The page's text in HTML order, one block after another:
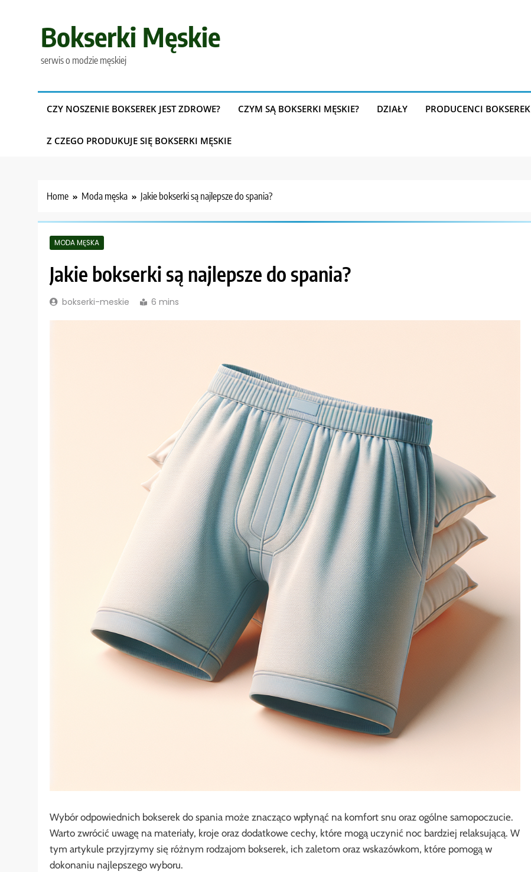
Bokserki Męskie
serwis o modzie męskiej
CZY NOSZENIE BOKSEREK JEST ZDROWE? CZYM SĄ BOKSERKI MĘSKIE? DZIAŁY PRODUCENCI BOKSEREK
Z CZEGO PRODUKUJE SIĘ BOKSERKI MĘSKIE
Home Moda męska Jakie bokserki są najlepsze do spania?
MODA MĘSKA
Jakie bokserki są najlepsze do spania?
bokserki-meskie 6 mins
Wybór odpowiednich bokserek do spania może znacząco wpłynąć na komfort snu oraz ogólne samopoczucie.
Warto zwrócić uwagę na materiały, kroje oraz dodatkowe cechy, które mogą uczynić noc bardziej relaksującą. W
tym artykule przyjrzymy się różnym rodzajom bokserek, ich zaletom oraz wskazówkom, które pomogą w
dokonaniu najlepszego wyboru.